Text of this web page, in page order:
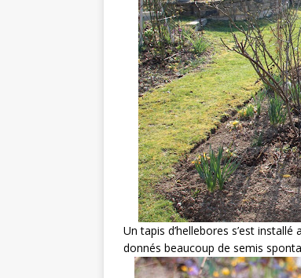
Un tapis d’hellebores s’est
donnés beaucoup de semis